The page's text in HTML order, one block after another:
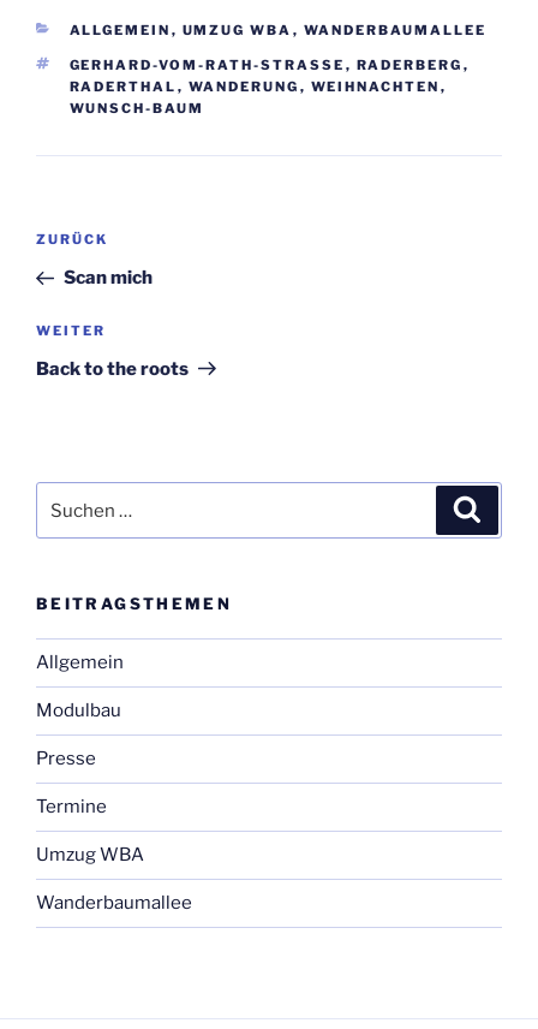
KATEGORIEN
ALLGEMEIN , UMZUG WBA , WANDERBAUMALLEE
SCHLAGWÖRTER
GERHARD-VOM-RATH-STRASSE , RADERBERG ,
RADERTHAL , WANDERUNG , WEIHNACHTEN ,
WUNSCH-BAUM
Beitragsnavigation
Vorheriger
Beitrag
ZURÜCK
Scan mich
Nächster
Beitrag
WEITER
Back to the roots
nach:
BEI­TRAGS­THE­MEN
Allgemein
Modulbau
Presse
Termine
Umzug WBA
Wanderbaumallee